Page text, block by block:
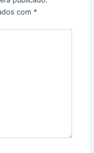
com *